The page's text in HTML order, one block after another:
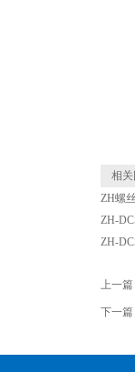
相关
ZH螺
ZH-
ZH-
上一篇
下一篇